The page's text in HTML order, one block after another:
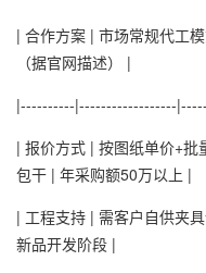
| 合作方案 | 市场常规代工
（据官网描述） |
|----------|------------------
| 报价方式 | 按图纸单价+
包干 | 年采购额50万以上 |
| 工程支持 | 需客户自供夹
新品开发阶段 |